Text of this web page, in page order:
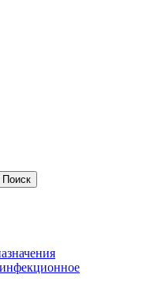
Поиск